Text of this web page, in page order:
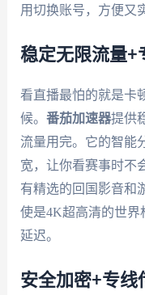
用切换账号，方便又
稳定无限流量+
看直播最怕的就是卡
候。 番茄加速器提供
流量用完。它的智能
宽，让你看赛事时不
有精选的回国影音和
使是4K超高清的世界
延迟。
安全加密+专线